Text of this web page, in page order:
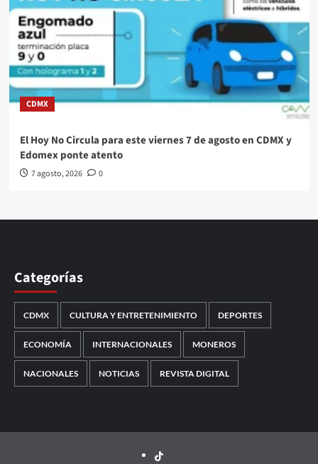
CDMX
El Hoy No Circula para este viernes 7 de agosto en CDMX y
Edomex ponte atento
7 agosto, 2026 0
Categorías
CDMX CULTURA Y ENTRETENIMIENTO DEPORTES
ECONOMÍA INTERNACIONALES MONEROS
NACIONALES NOTICIAS REVISTA DIGITAL
TikTok